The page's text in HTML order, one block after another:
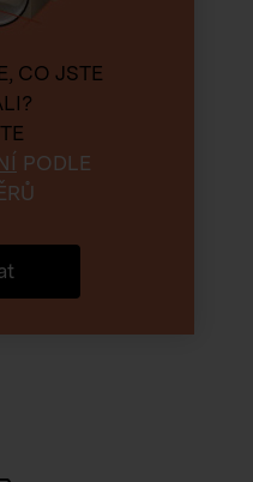
CO JSTE
PODLE